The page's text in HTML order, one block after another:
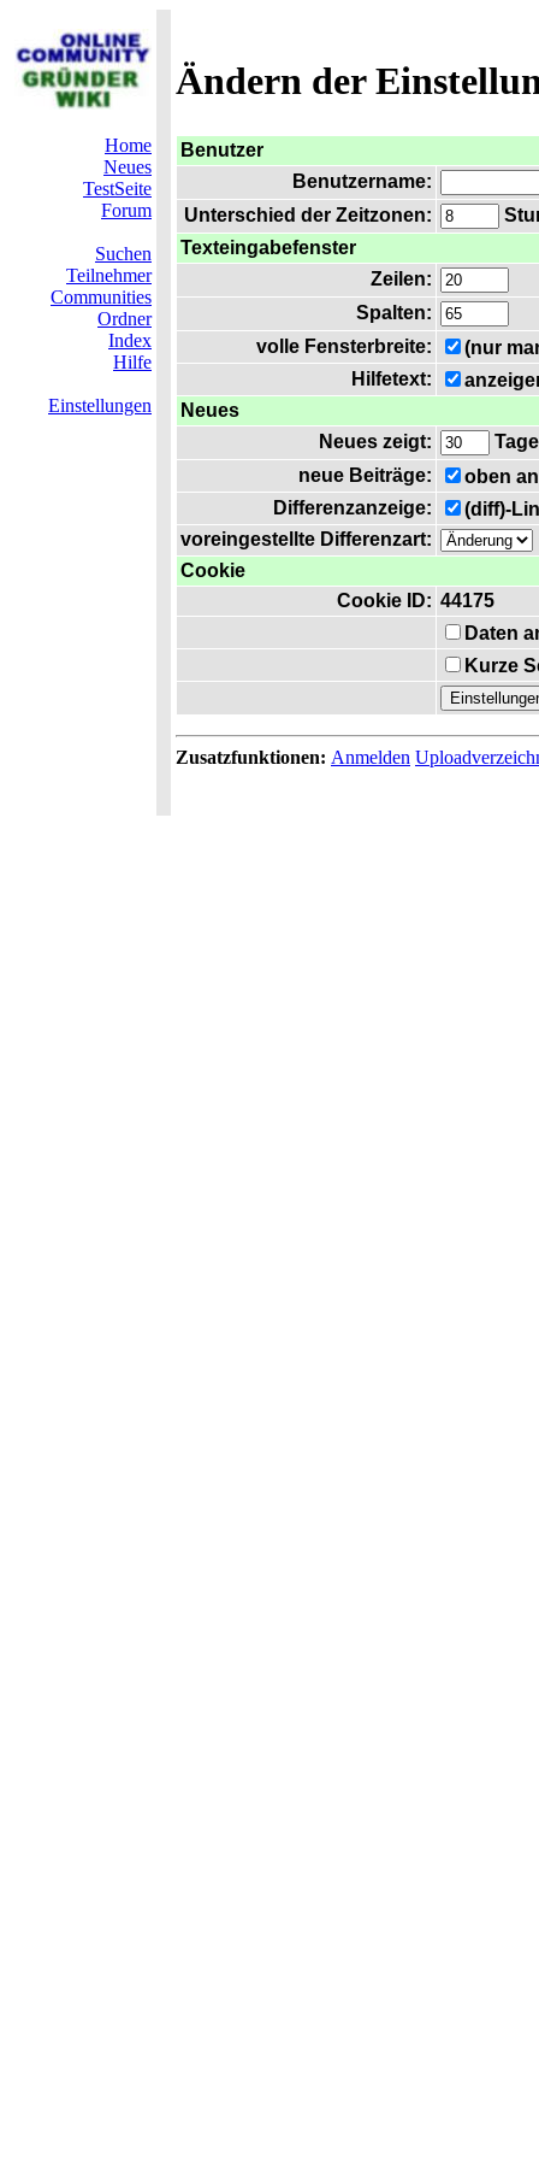
Ändern der
Home
Neues
TestSeite
Forum
Suchen
Teilnehmer
Communities
Ordner
Index
Hilfe
Einstellungen
Benutzer
Benutzername:
Unterschied der Zeitzonen:
Texteingabefenster
Zeilen:
Spalten:
volle Fensterbreite:
(nur
Hilfetext:
Neues
Neues zeigt:
Tage
neue Beiträge:
oben
Differenzanzeige:
(diff)-
voreingestellte Differenzart:
Cookie
Cookie ID: 44175
Daten
Kurze
Zusatzfunktionen: Anmelden